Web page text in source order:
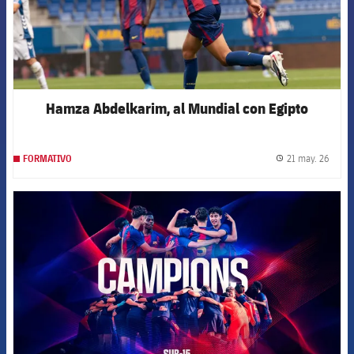
Hamza Abdelkarim, al Mundial con Egipto
FORMATIVO 21 may. 26
FCB Barcelona badge